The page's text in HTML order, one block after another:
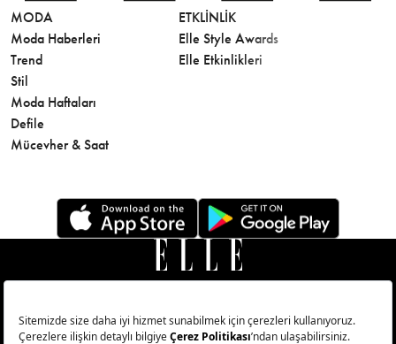
MODA
Moda Haberleri
Trend
Stil
Moda Haftaları
Defile
Mücevher & Saat
ETKLINLIK
Elle Style Awards
Elle Etkinlikleri